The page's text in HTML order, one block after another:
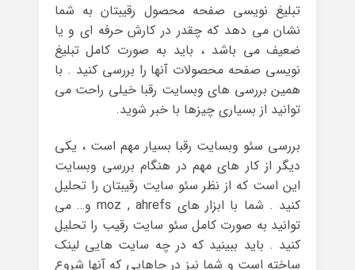
تبلیغ نویسی صفحه محصول رقیبتان به شما
نشان می دهد که چقدر در کارش حرفه ای و یا
ضعیف می باشد ، باید به صورت کامل تبلیغ
نویسی صفحه محصولات آنها را بررسی کنید . با
همین بررسی های وبسایت رقبا خیلی راحت می
توانید از بسیاری چیزها با خبر شوید.
بررسی سئو وبسایت رقبا بسیار مهم است ، یکی
دیگر از کار های مهم در هنگام بررسی وبسایت
این است که از نظر سئو سایت رقیبتان را تحلیل
کنید . شما با ابزار های moz , ahrefs و… می
توانید به صورت کامل سئو سایت رقیب را تحلیل
کنید . باید ببینید که در چه سایت هایی لینک
ساخته است و شما نیز در جاهایی که آنها شروع